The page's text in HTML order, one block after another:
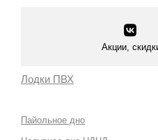
Акции,
Лодки ПВХ
Пайольное дно